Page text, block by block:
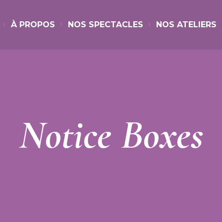
À PROPOS NOS SPECTACLES NOS ATELIERS
Notice Boxes